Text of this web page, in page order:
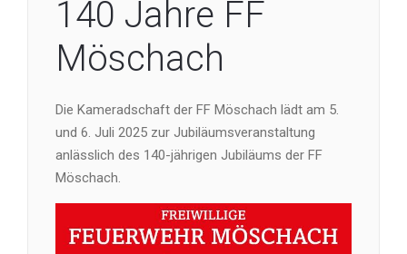
140 Jahre FF
Möschach
Die Kameradschaft der FF Möschach lädt am 5.
und 6. Juli 2025 zur Jubiläumsveranstaltung
anlässlich des 140-jährigen Jubiläums der FF
Möschach.